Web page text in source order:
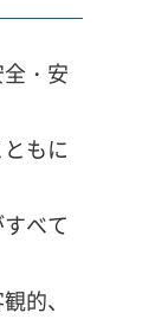
・安
もに
べて
的、